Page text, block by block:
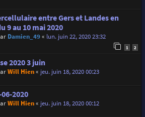
entre Gers et Landes en
9 au 10 mai 2020
Damien_49« lun. juin 22, 2020 23:32
1 2
2020 3 juin
Will Hien« jeu. juin 18, 2020 00:23
2020
Will Hien« jeu. juin 18, 2020 00:12